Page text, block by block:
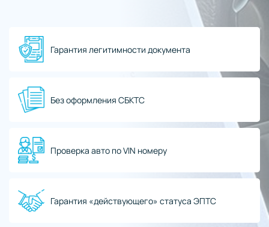
Гарантия легитимности документа
Без оформления СБКТС
Проверка авто по VIN номеру
Гарантия «действующего» статуса ЭПТС